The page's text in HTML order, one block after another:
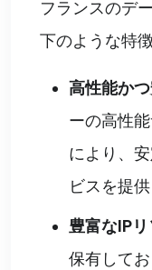
フランスのデ
下のような特
高性能か
ーの高性
により、
ビスを提供
豊富なIP
保有して